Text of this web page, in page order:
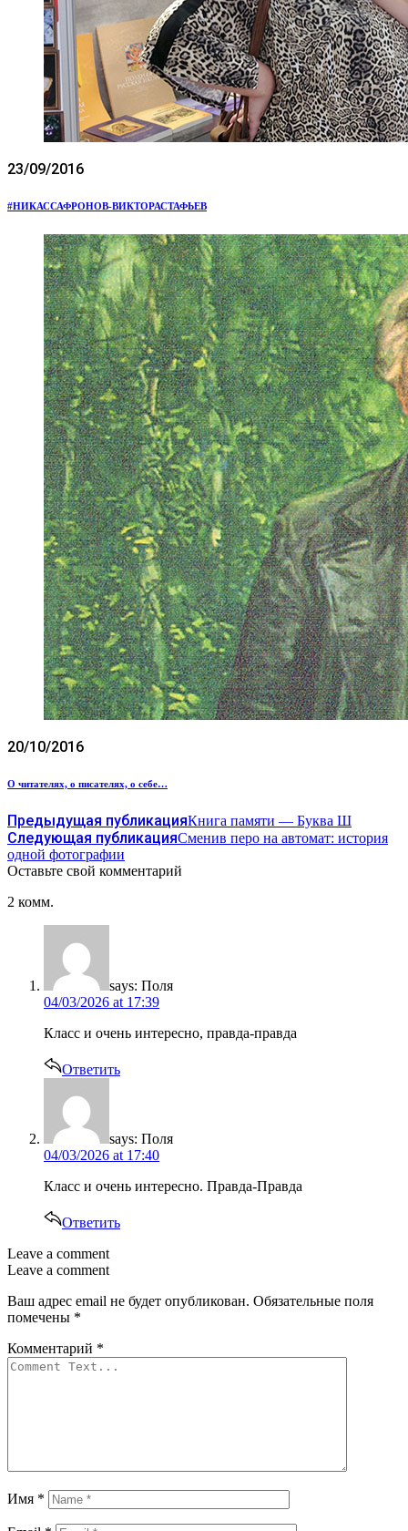
23/09/2016
#НИКАССАФРОНОВ-ВИКТОРАСТАФЬЕВ
20/10/2016
О читателях, о писателях, о себе…
Предыдущая публикацияКнига памяти — Буква Ш
Следующая публикацияСменив перо на автомат: история
одной фотографии
Оставьте свой комментарий
2 комм.
says: Поля
04/03/2026 at 17:39
Класс и очень интересно, правда-правда
Ответить
says: Поля
04/03/2026 at 17:40
Класс и очень интересно. Правда-Правда
Ответить
Leave a comment
Leave a comment
Ваш адрес email не будет опубликован. Обязательные поля
помечены *
Комментарий *
Имя *